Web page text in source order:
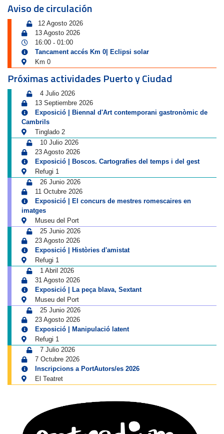
Aviso de circulación
12 Agosto 2026
13 Agosto 2026
16:00 - 01:00
Tancament accés Km 0| Eclipsi solar
Km 0
Próximas actividades Puerto y Ciudad
4 Julio 2026
13 Septiembre 2026
Exposició | Biennal d'Art contemporani gastronòmic de
Cambrils
Tinglado 2
10 Julio 2026
23 Agosto 2026
Exposició | Boscos. Cartografies del temps i del gest
Refugi 1
26 Junio 2026
11 Octubre 2026
Exposició | El concurs de mestres romescaires en
imatges
Museu del Port
25 Junio 2026
23 Agosto 2026
Exposició | Històries d'amistat
Refugi 1
1 Abril 2026
31 Agosto 2026
Exposició | La peça blava, Sextant
Museu del Port
25 Junio 2026
23 Agosto 2026
Exposició | Manipulació latent
Refugi 1
7 Julio 2026
7 Octubre 2026
Inscripcions a PortAutors/es 2026
El Teatret